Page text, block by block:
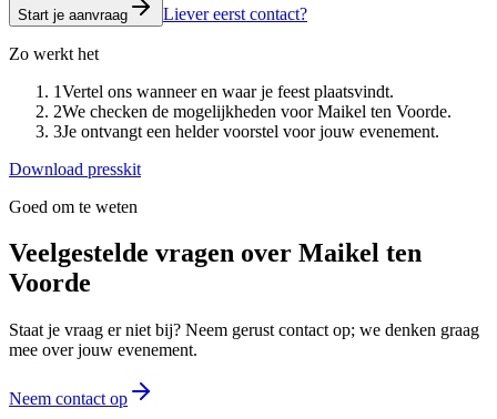
Start je aanvraag Liever eerst contact?
Zo werkt het
1Vertel ons wanneer en waar je feest plaatsvindt.
2We checken de mogelijkheden voor Maikel ten Voorde.
3Je ontvangt een helder voorstel voor jouw evenement.
Download presskit
Goed om te weten
Veelgestelde vragen over Maikel ten
Voorde
Staat je vraag er niet bij? Neem gerust contact op; we denken graag
mee over jouw evenement.
Neem contact op